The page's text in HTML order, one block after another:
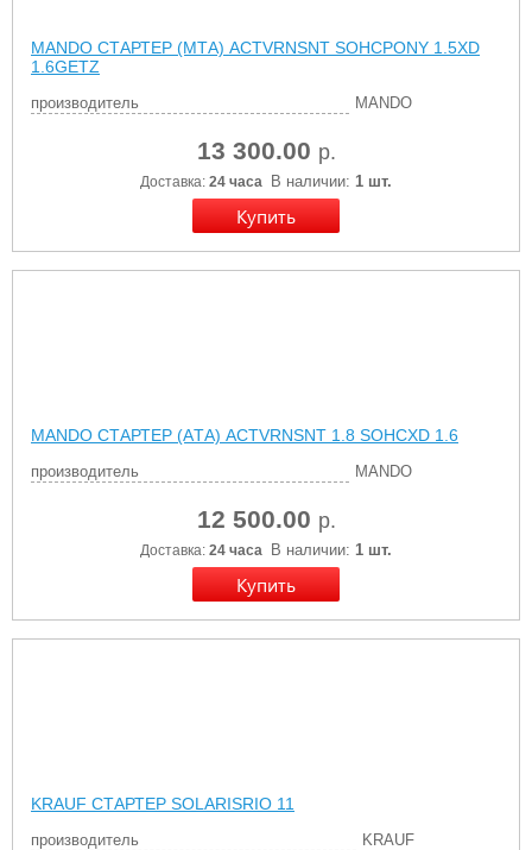
MANDO СТАРТЕР (МТА) ACTVRNSNT SOHCPONY 1.5XD
1.6GETZ
производитель MANDO
13 300.00 р.
Доставка: 24 часа В наличии: 1 шт.
MANDO СТАРТЕР (AТА) ACTVRNSNT 1.8 SOHCXD 1.6
производитель MANDO
12 500.00 р.
Доставка: 24 часа В наличии: 1 шт.
KRAUF СТАРТЕР SOLARISRIO 11
производитель KRAUF